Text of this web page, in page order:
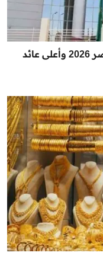
اكتشف الشهادات الجديدة من بنك مصر 2026 وأعلى عائد